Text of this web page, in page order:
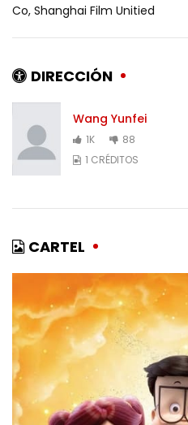
Co, Shanghai Film Unitied
DIRECCIÓN
Wang Yunfei
1K
88
1 CRÉDITOS
CARTEL